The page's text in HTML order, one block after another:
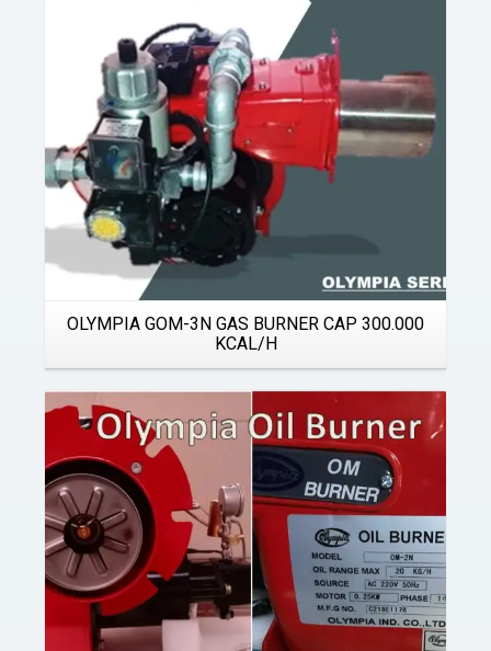
OLYMPIA GOM-3N GAS BURNER CAP 300.000
KCAL/H
Details